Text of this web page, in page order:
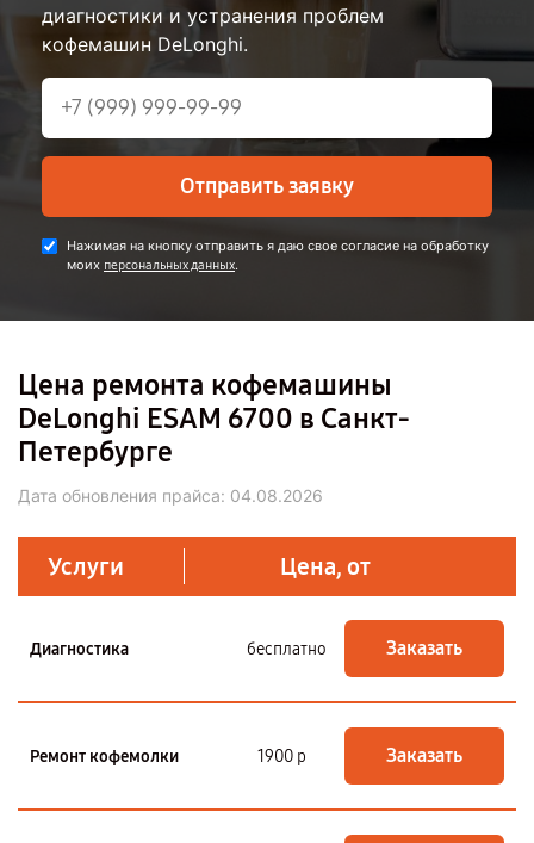
диагностики и устранения проблем
кофемашин DeLonghi.
Отправить заявку
Нажимая на кнопку отправить я даю свое согласие на обработку
моих персональных данных.
Цена ремонта кофемашины
DeLonghi ESAM 6700 в Санкт-
Петербурге
Дата обновления прайса: 04.08.2026
Услуги Цена, от
Диагностика бесплатно Заказать
Ремонт кофемолки 1900 р Заказать